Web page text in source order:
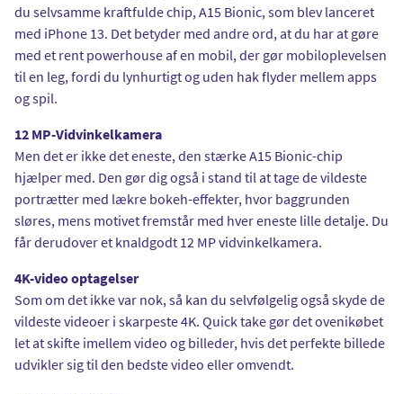
du selvsamme kraftfulde chip, A15 Bionic, som blev lanceret
med iPhone 13. Det betyder med andre ord, at du har at gøre
med et rent powerhouse af en mobil, der gør mobiloplevelsen
til en leg, fordi du lynhurtigt og uden hak flyder mellem apps
og spil.
12 MP-Vidvinkelkamera
Men det er ikke det eneste, den stærke A15 Bionic-chip
hjælper med. Den gør dig også i stand til at tage de vildeste
portrætter med lækre bokeh-effekter, hvor baggrunden
sløres, mens motivet fremstår med hver eneste lille detalje. Du
får derudover et knaldgodt 12 MP vidvinkelkamera.
4K-video optagelser
Som om det ikke var nok, så kan du selvfølgelig også skyde de
vildeste videoer i skarpeste 4K. Quick take gør det ovenikøbet
let at skifte imellem video og billeder, hvis det perfekte billede
udvikler sig til den bedste video eller omvendt.